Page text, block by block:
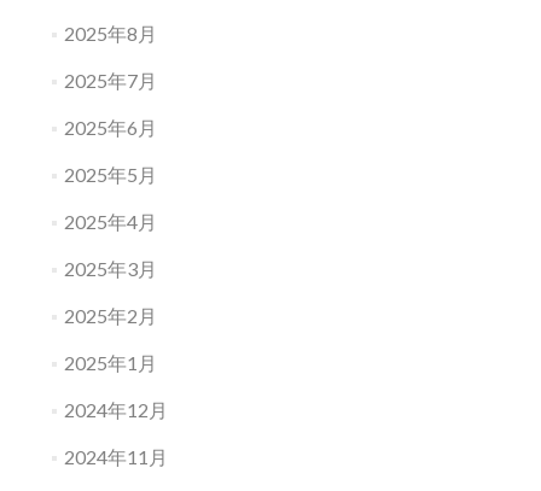
2025年8月
2025年7月
2025年6月
2025年5月
2025年4月
2025年3月
2025年2月
2025年1月
2024年12月
2024年11月